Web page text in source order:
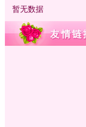
暂无数据